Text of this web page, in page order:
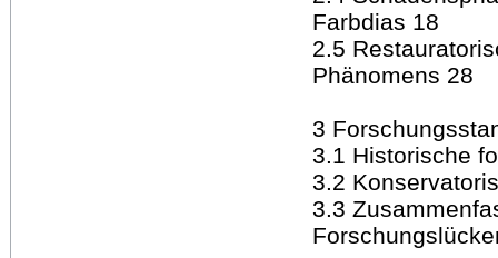
Farbdias 18
2.5
Phänomens 28
3
3.1 Historische
3.2
3.3